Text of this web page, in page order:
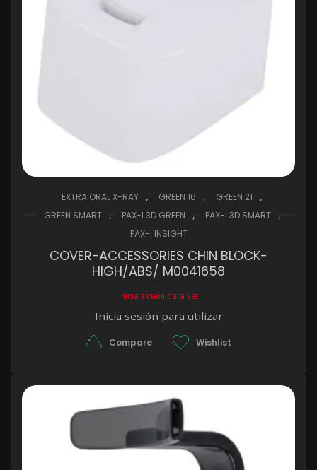
EXTRA ORAL X-RAY , GREEN 16 , GREEN 21 ,
GREEN SMART , PAX-I 3D GREEN , PAX-I 3D SMART ,
PAX-I INSIGHT
COVER-ACCESSORIES CHIN BLOCK-
HIGH/ABS/ M0041658
Inicia sesión para ver
Inicia sesión para utilizar
Compare Wishlist